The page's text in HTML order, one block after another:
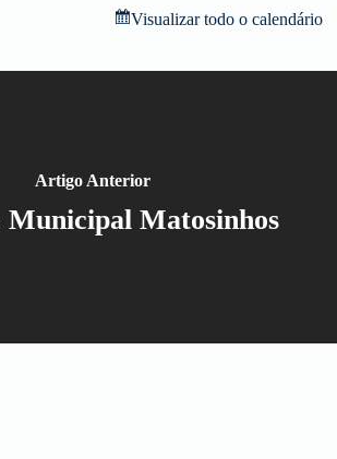
Visualizar todo o calendário
Artigo Anterior
Municipal Matosinhos